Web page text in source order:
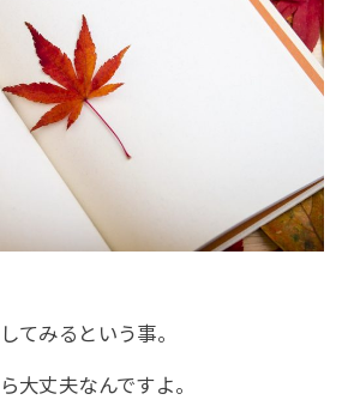
てみるという事。
大丈夫なんですよ。